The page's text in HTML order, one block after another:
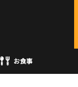
お食事